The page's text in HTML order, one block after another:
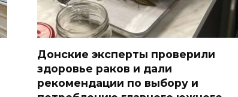
Донские эксперты проверили
здоровье раков и дали
рекомендации по выбору и